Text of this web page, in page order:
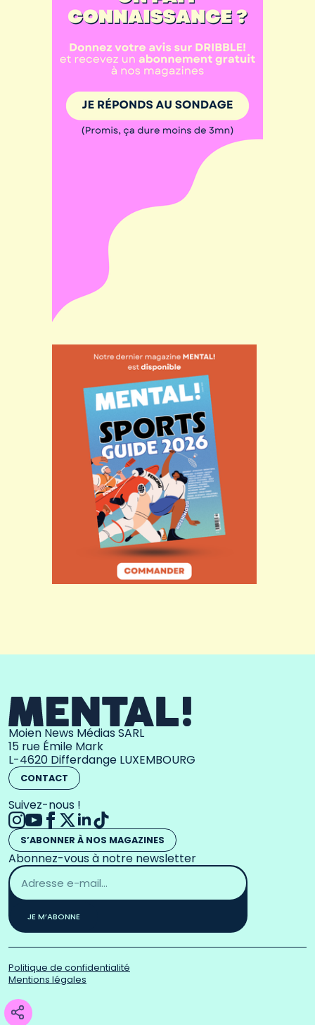
Moien News Médias SARL
15 rue Émile Mark
L-4620 Differdange LUXEMBOURG
CONTACT
Suivez-nous !
S’ABONNER À NOS MAGAZINES
Abonnez-vous à notre newsletter
Adresse
email
*
JE M’ABONNE
Politique de confidentialité
Mentions légales